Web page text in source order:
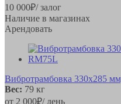
10 000₽/ залог
Наличие в магазинах
Арендовать
Вибротрамбовка 330х285
Вес: 79 кг
от 2 000₽/ день